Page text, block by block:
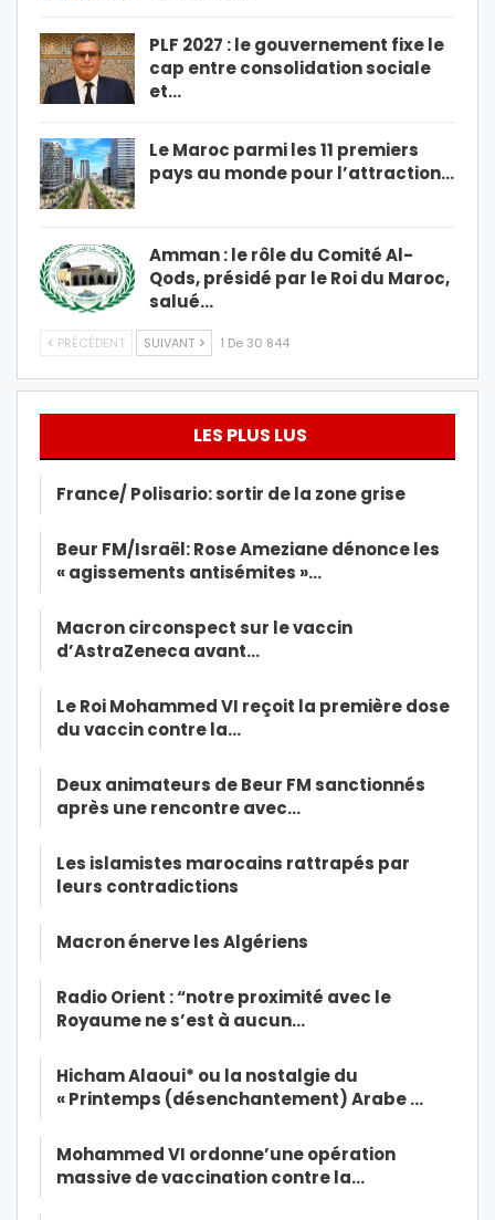
PLF 2027 : le gouvernement fixe le
cap entre consolidation sociale
et…
Le Maroc parmi les 11 premiers
pays au monde pour l’attraction…
Amman : le rôle du Comité Al-
Qods, présidé par le Roi du Maroc,
salué…
PRÉCÉDENT SUIVANT 1 De 30 844
LES PLUS LUS
France/ Polisario: sortir de la zone grise
Beur FM/Israël: Rose Ameziane dénonce les
« agissements antisémites »…
Macron circonspect sur le vaccin
d’AstraZeneca avant…
Le Roi Mohammed VI reçoit la première dose
du vaccin contre la…
Deux animateurs de Beur FM sanctionnés
après une rencontre avec…
Les islamistes marocains rattrapés par
leurs contradictions
Macron énerve les Algériens
Radio Orient : “notre proximité avec le
Royaume ne s’est à aucun…
Hicham Alaoui* ou la nostalgie du
« Printemps (désenchantement) Arabe …
Mohammed VI ordonne’une opération
massive de vaccination contre la…